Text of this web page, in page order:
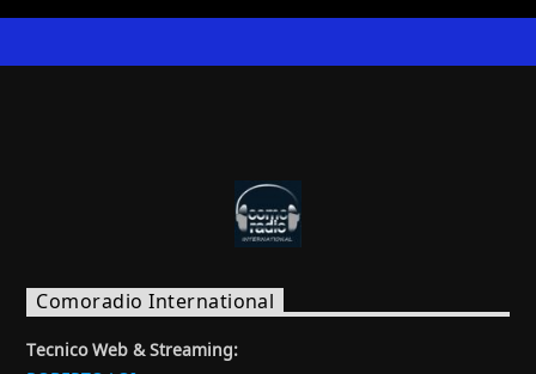
Comoradio International
Tecnico Web & Streaming: